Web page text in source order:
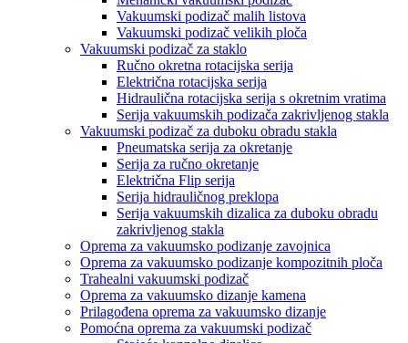
Vakuumski podizač malih listova
Vakuumski podizač velikih ploča
Vakuumski podizač za staklo
Ručno okretna rotacijska serija
Električna rotacijska serija
Hidraulična rotacijska serija s okretnim vratima
Serija vakuumskih podizača zakrivljenog stakla
Vakuumski podizač za duboku obradu stakla
Pneumatska serija za okretanje
Serija za ručno okretanje
Električna Flip serija
Serija hidrauličnog preklopa
Serija vakuumskih dizalica za duboku obradu
zakrivljenog stakla
Oprema za vakuumsko podizanje zavojnica
Oprema za vakuumsko podizanje kompozitnih ploča
Trahealni vakuumski podizač
Oprema za vakuumsko dizanje kamena
Prilagođena oprema za vakuumsko dizanje
Pomoćna oprema za vakuumski podizač